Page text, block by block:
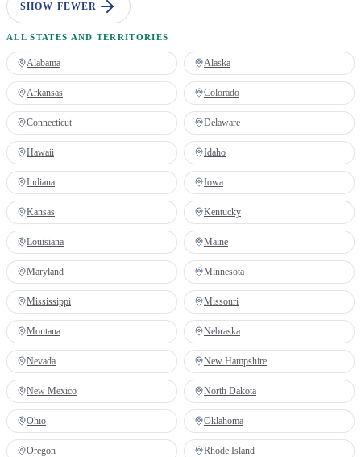
SHOW FEWER
ALL STATES AND TERRITORIES
Alabama Alaska
Arkansas Colorado
Connecticut Delaware
Hawaii Idaho
Indiana Iowa
Kansas Kentucky
Louisiana Maine
Maryland Minnesota
Mississippi Missouri
Montana Nebraska
Nevada New Hampshire
New Mexico North Dakota
Ohio Oklahoma
Oregon Rhode Island